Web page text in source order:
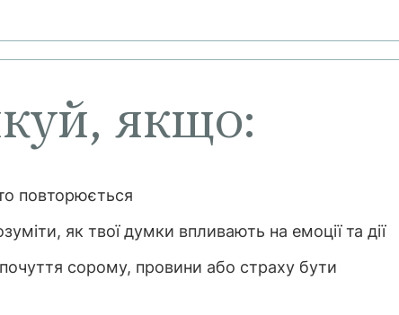
якщо:
повторюється
як твої думки впливають на емоції та дії
сорому, провини або страху бути